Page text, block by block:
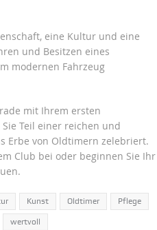
eine Kultur und eine
und Besitzen eines
modernen Fahrzeug
mit Ihrem ersten
Teil einer reichen und
Erbe von Oldtimern zelebriert.
Club bei oder beginnen Sie Ihr
Kunst Oldtimer Pflege
wertvoll